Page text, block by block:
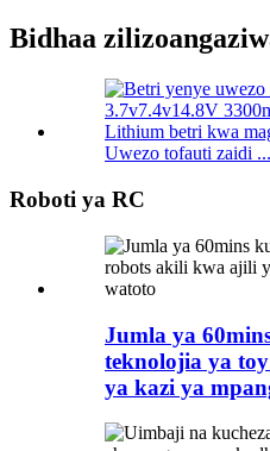
Bidhaa
Uwezo tofauti zaidi ...
Roboti ya RC
Jumla ya
teknolojia ya
ya kazi ya